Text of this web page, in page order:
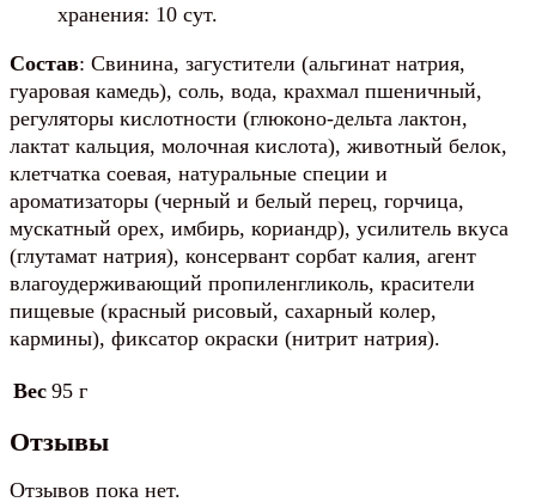
хранения: 10 сут.
Состав: Свинина, загустители (альгинат натрия,
гуаровая камедь), соль, вода, крахмал пшеничный,
регуляторы кислотности (глюконо-дельта лактон,
лактат кальция, молочная кислота), животный белок,
клетчатка соевая, натуральные специи и
ароматизаторы (черный и белый перец, горчица,
мускатный орех, имбирь, кориандр), усилитель вкуса
(глутамат натрия), консервант сорбат калия, агент
влагоудерживающий пропиленгликоль, красители
пищевые (красный рисовый, сахарный колер,
кармины), фиксатор окраски (нитрит натрия).
Вес 95 г
Отзывы
Отзывов пока нет.